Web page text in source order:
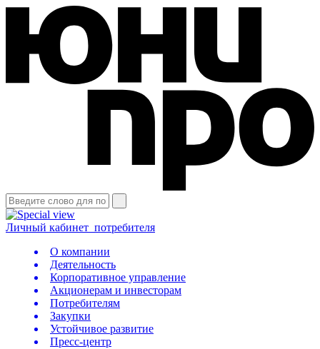
Личный кабинет потребителя
О компании
Деятельность
Корпоративное управление
Акционерам и инвесторам
Потребителям
Закупки
Устойчивое развитие
Пресс-центр